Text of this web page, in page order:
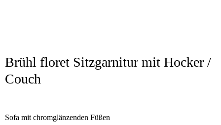
Brühl floret Sitzgarnitur mit Hocker /
Couch
Sofa mit chromglänzenden Füßen